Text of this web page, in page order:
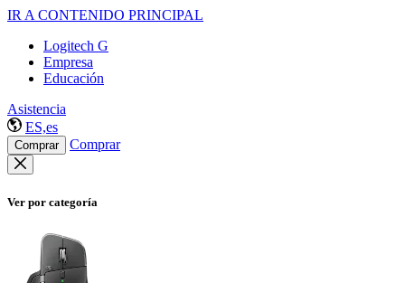
IR A CONTENIDO PRINCIPAL
Logitech G
Empresa
Educación
Asistencia
ES,es
Comprar Comprar
Ver por categoría